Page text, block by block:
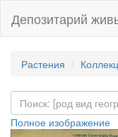
Депозитарий
Растения
Полное изображение